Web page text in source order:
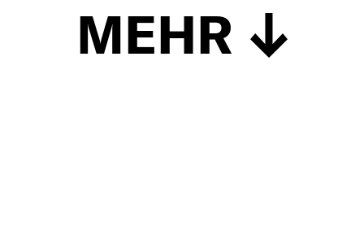
MEHR